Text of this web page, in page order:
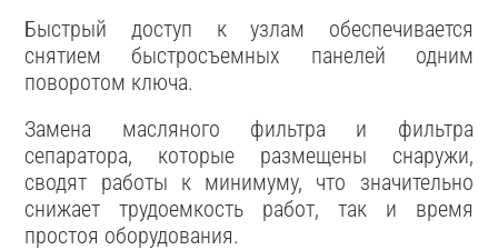
Быстрый доступ к узлам обеспечивается
снятием быстросъемных панелей одним
поворотом ключа.
Замена масляного фильтра и фильтра
сепаратора, которые размещены снаружи,
сводят работы к минимуму, что значительно
снижает трудоемкость работ, так и время
простоя оборудования.